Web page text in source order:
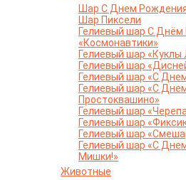
Шар С Днем
Шар Пиксели
Гелиевый шар С Днём
«Космонавтики»
Гелиевый шар «Куклы
Гелиевый шар
Гелиевый шар «С
Гелиевый шар «С
Простоквашино»
Гелиевый шар
Гелиевый шар
Гелиевый шар
Гелиевый шар «С
Мишки!»
Животные